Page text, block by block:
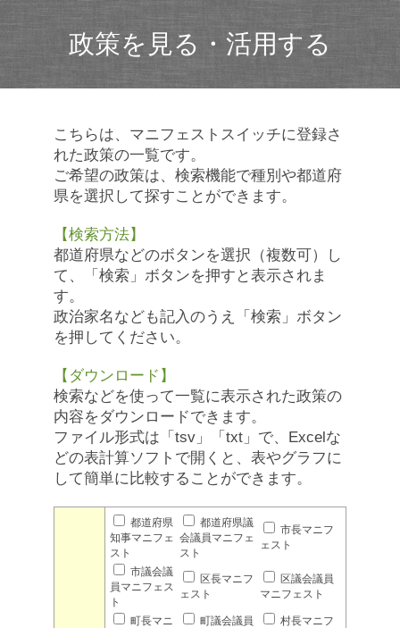
政策を見る・活用する
こちらは、マニフェストスイッチに登録さ
れた政策の一覧です。
ご希望の政策は、検索機能で種別や都道府
県を選択して探すことができます。
【検索方法】
都道府県などのボタンを選択（複数可）し
て、「検索」ボタンを押すと表示されま
す。
政治家名なども記入のうえ「検索」ボタン
を押してください。
【ダウンロード】
検索などを使って一覧に表示された政策の
内容をダウンロードできます。
ファイル形式は「tsv」「txt」で、Excelな
どの表計算ソフトで開くと、表やグラフに
して簡単に比較することができます。
都道府県
知事マニフェ
スト
都道府県議
会議員マニフェ
スト
市長マニフ
ェスト
市議会議
員マニフェス
ト
区長マニフ
ェスト
区議会議員
マニフェスト
町長マニ
町議会議員
村長マニフ